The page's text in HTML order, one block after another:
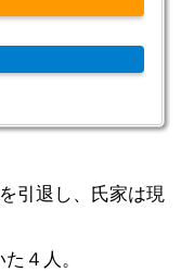
引退し、氏家は現
４人。